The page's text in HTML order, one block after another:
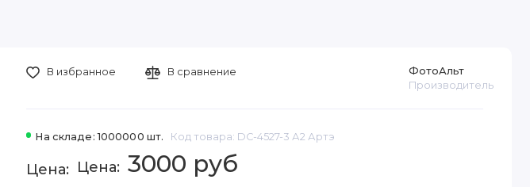
На складе: 1000000 шт. Код товара: DC-4527-3 А2 Артэ
ФотоАльт
Производитель
3000 руб
В избранное В сравнение